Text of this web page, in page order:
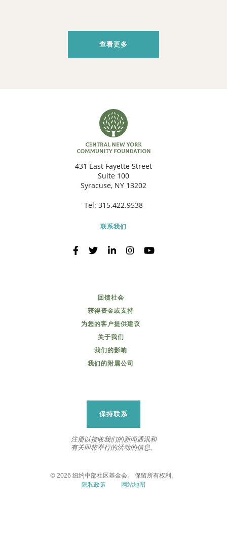
查看更多
431 East Fayette Street
Suite 100
Syracuse, NY 13202
Tel: 315.422.9538
联系我们
回馈社会
获得资金或支持
为您的客户提供建议
关于我们
我们的影响
我们的附属公司
保持联系
注册以接收我们的新闻通讯和
有关即将举行的活动的信息。
© 2026 纽约中部社区基金会。 保留所有权利。
隐私政策
网站地图